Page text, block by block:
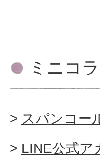
ミニコ
スパンコー
LINE公式ア